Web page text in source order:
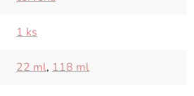
1 ks
22 ml, 118 ml